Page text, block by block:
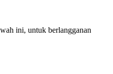
ini, untuk berlangganan